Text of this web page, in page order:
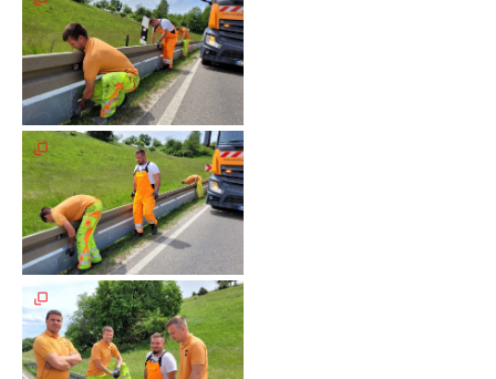
Merchandise
Aktionen
Info/Presse
Unterfahrschutz
Unterfahrschutz
-
Erfolge
Unterfahrschutz
Technik
Unterfahrschutz